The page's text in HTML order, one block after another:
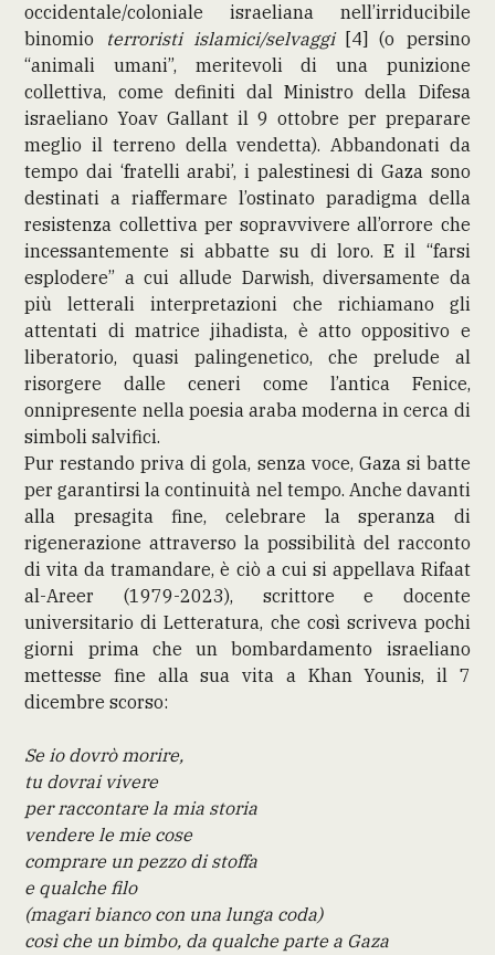
occidentale/coloniale israeliana nell’irriducibile
binomio
terroristi islamici/selvaggi[4] (o persino
“animali umani”, meritevoli di una punizione
collettiva, come definiti dal Ministro della Difesa
israeliano Yoav Gallant il 9 ottobre per preparare
meglio il terreno della vendetta). Abbandonati da
tempo dai ‘fratelli arabi’, i palestinesi di Gaza sono
destinati a riaffermare l’ostinato paradigma della
resistenza collettiva per sopravvivere all’orrore che
incessantemente si abbatte su di loro. E il “farsi
esplodere” a cui allude Darwish, diversamente da
più letterali interpretazioni che richiamano gli
attentati di matrice jihadista, è atto oppositivo e
liberatorio, quasi palingenetico, che prelude al
risorgere dalle ceneri come l’antica Fenice,
onnipresente nella poesia araba moderna in cerca di
simboli salvifici.
Pur restando priva di gola, senza voce, Gaza si batte
per garantirsi la continuità nel tempo. Anche davanti
alla presagita fine, celebrare la speranza di
rigenerazione attraverso la possibilità del racconto
di vita da tramandare, è ciò a cui si appellava Rifaat
al-Areer (1979-2023), scrittore e docente
universitario di Letteratura, che così scriveva pochi
giorni prima che un bombardamento israeliano
mettesse fine alla sua vita a Khan Younis, il 7
dicembre scorso:
Se io dovrò morire,
tu dovrai vivere
per raccontare la mia storia
vendere le mie cose
comprare un pezzo di stoffa
e qualche filo
(magari bianco con una lunga coda)
così che un bimbo, da qualche parte a Gaza